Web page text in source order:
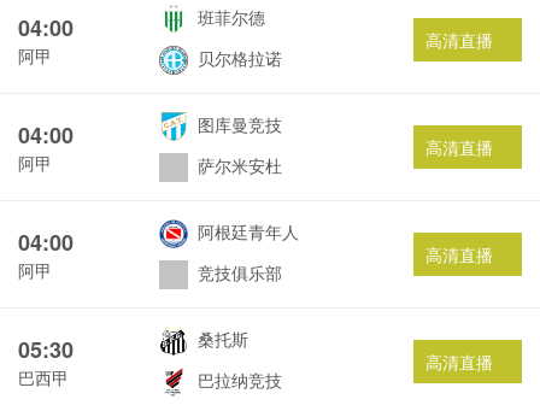
04:00
阿甲
班菲尔德
贝尔格拉诺
高清直播
04:00
阿甲
图库曼竞技
萨尔米安杜
高清直播
04:00
阿甲
阿根廷青年人
竞技俱乐部
高清直播
05:30
巴西甲
桑托斯
巴拉纳竞技
高清直播